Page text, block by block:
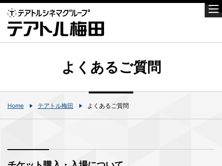
よくあるご質問
Home テアトル梅田 よくあるご質問